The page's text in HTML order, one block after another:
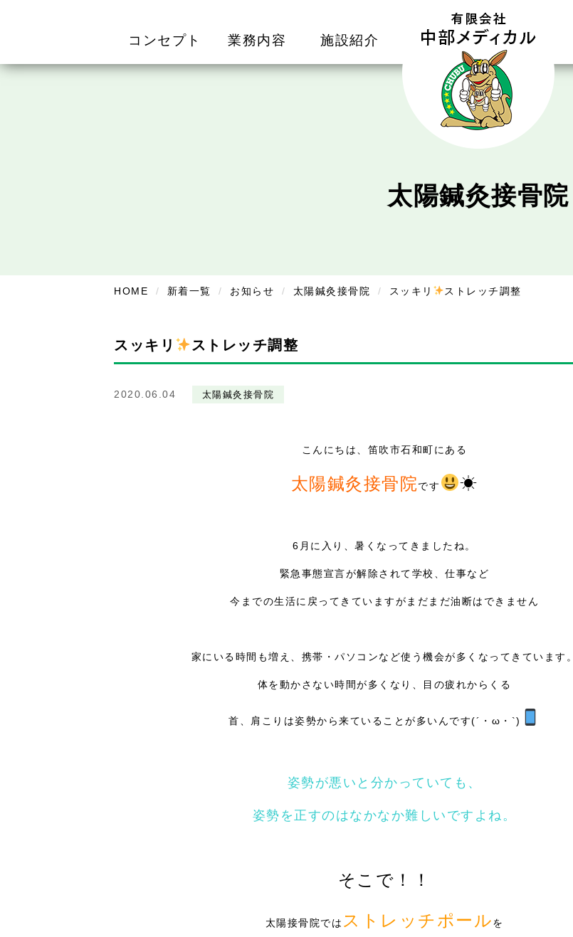
コンセプト 業務内容 施設紹介
太陽鍼灸接骨院
HOME 新着一覧 お知らせ 太陽鍼灸接骨院 スッキリ ストレッチ調整
スッキリ ストレッチ調整
2020.06.04 太陽鍼灸接骨院
こんにちは、笛吹市石和町にある
太陽鍼灸接骨院です ☀
6月に入り、暑くなってきましたね。
緊急事態宣言が解除されて学校、仕事など
今までの生活に戻ってきていますがまだまだ油断はできません
家にいる時間も増え、携帯・パソコンなど使う機会が多くなってきています。
体を動かさない時間が多くなり、目の疲れからくる
首、肩こりは姿勢から来ていることが多いんです(´・ω・`)
姿勢が悪いと分かっていても、
姿勢を正すのはなかなか難しいですよね。
そこで！！
太陽接骨院では ストレッチポールを